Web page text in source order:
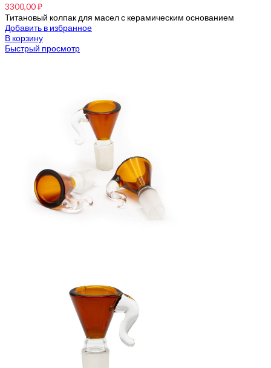
3300,00₽
Титановый колпак для масел с керамическим основанием
Добавить в избранное
В корзину
Быстрый просмотр